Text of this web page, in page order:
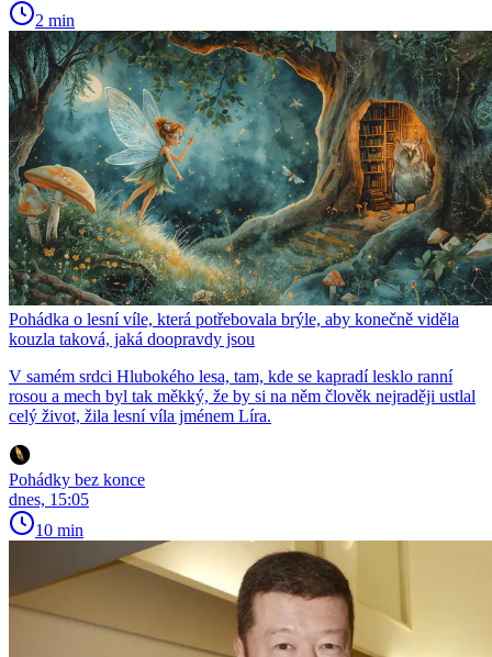
2 min
Pohádka o lesní víle, která potřebovala brýle, aby konečně viděla
kouzla taková, jaká doopravdy jsou
V samém srdci Hlubokého lesa, tam, kde se kapradí lesklo ranní
rosou a mech byl tak měkký, že by si na něm člověk nejraději ustlal
celý život, žila lesní víla jménem Líra.
Pohádky bez konce
dnes, 15:05
10 min